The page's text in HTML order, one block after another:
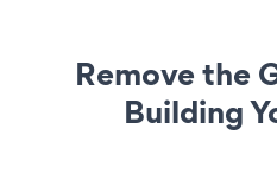
Remove the
Building